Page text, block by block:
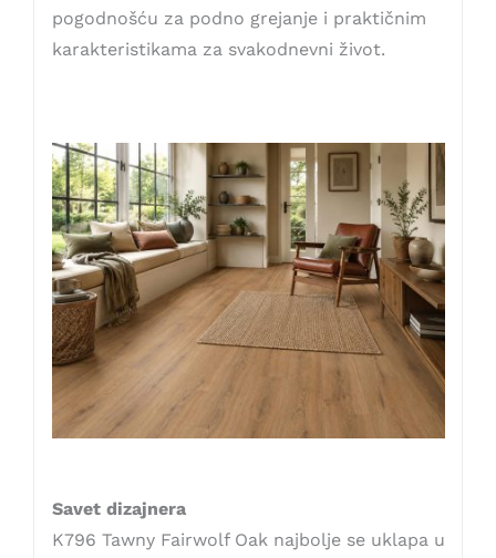
pogodnošću za podno grejanje i praktičnim
karakteristikama za svakodnevni život.
Savet dizajnera
K796 Tawny Fairwolf Oak najbolje se uklapa u